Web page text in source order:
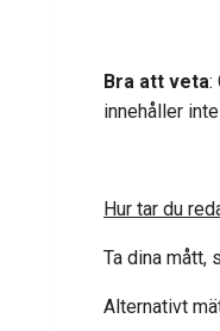
Bra att veta:
innehåller
Hur tar du
Ta dina mått,
Alternativt